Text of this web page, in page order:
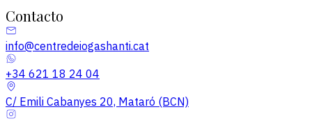
Contacto
info@centredeiogashanti.cat
+34 621 18 24 04
C/ Emili Cabanyes 20, Mataró (BCN)